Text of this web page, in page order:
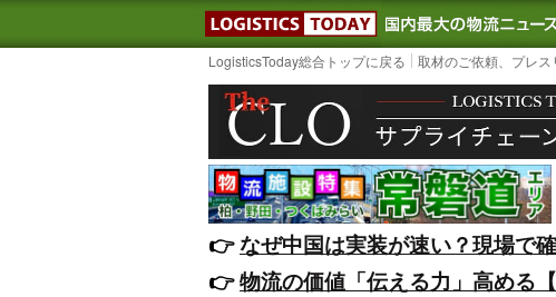
LOGISTICS TODAY
LogisticsToday総合トップに戻る 取材のご依頼、プレ
👉️なぜ中国は実装が速い？現場で
👉️物流の価値「伝える力」高める